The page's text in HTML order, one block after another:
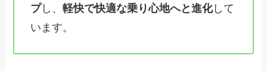
プし、軽快で快適な乗り心地へと進化して
います。